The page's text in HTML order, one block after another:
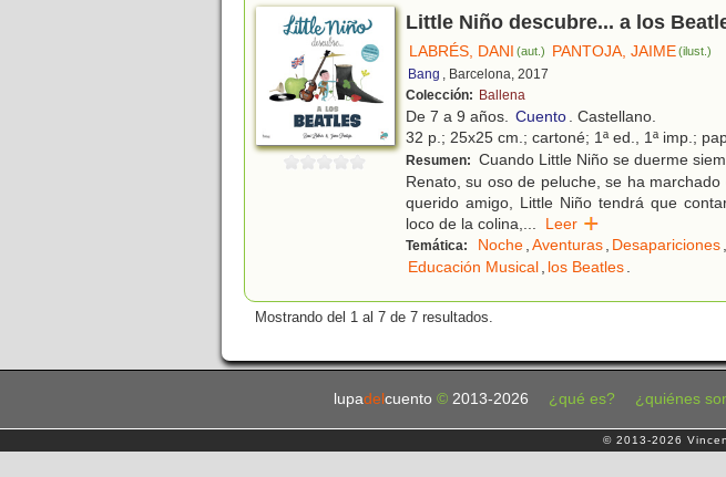
Little Niño descubre... a los
LABRÉS, DANI (aut.) PANTOJA, JAIME(ilust.)
Bang , Barcelona, 2017
Colección: Ballena
De 7 a 9 años. Cuento. Castellano.
32 p.; 25x25 cm.; cartoné; 1ª ed., 1ª imp.;
Resumen: Cuando Little Niño se duerme
Renato, su oso de peluche, se ha
querido amigo, Little Niño tendrá que
loco de la colina,... Leer
Temática: Noche,Aventuras, Desapariciones,
Educación Musical, los Beatles.
Mostrando del 1 al 7 de 7 resultados.
lupadel cuento © 2013-2026 ¿qué es? ¿quiénes
© 2013-2026